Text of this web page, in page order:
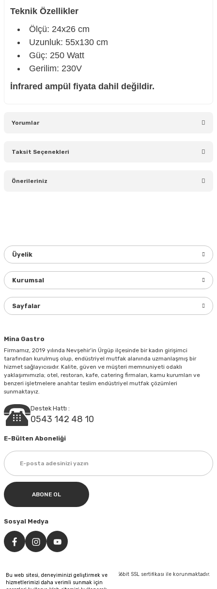
Bu web sitesi, deneyiminizi geliştirmek ve
hizmetlerimizi daha verimli sunmak için
Teknik Özellikler
Ölçü: 24x26 cm
Uzunluk: 55x130 cm
Güç: 250 Watt
Gerilim: 230V
İnfrared ampül fiyata dahil değildir.
Yorumlar
Taksit Seçenekleri
Önerileriniz
Ürün bilgilerinde hatalar bulunuyor.
Bu ürüne benzer farklı alternatifler olmalı.
Gönder
Mina Gastro
Firmamız, 2019 yılında Nevşehir’in Ürgüp ilçesinde bir kadın girişimci
tarafından kurulmuş olup, endüstriyel mutfak alanında uzmanlaşmış bir
hizmet sağlayıcısıdır. Kalite, güven ve müşteri memnuniyeti odaklı
yaklaşımımızla; otel, restoran, kafe, catering firmaları, kamu kurumları ve
benzeri işletmelere anahtar teslim endüstriyel mutfak çözümleri
sunmaktayız.
Destek Hattı :
0543 142 48 10
Üyelik
Kurumsal
Sayfalar
E-Bülten Aboneliği
ABONE OL
Sosyal Medya
©Tüm hakları saklıdır. Kredi kartı bilgileriniz 256bit SSL sertifikası ile korunmaktadır.